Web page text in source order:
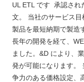
UL ETL です 承認され
文。 当社のサービス
製品を最短納期で製造
長年の開発を経て、
ました。&D により、
発が可能になります。
争力のある価格設定、